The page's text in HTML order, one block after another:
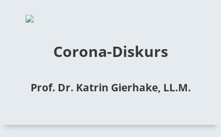
Corona-Diskurs
Prof. Dr. Katrin Gierhake, LL.M.